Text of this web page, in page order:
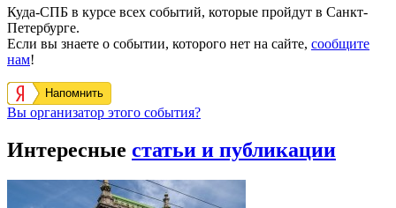
Куда-СПБ в курсе всех событий, которые пройдут в Санкт-
Петербурге.
Если вы знаете о событии, которого нет на сайте, сообщите
нам!
Напомнить
Вы организатор этого события?
Интересные статьи и публикации